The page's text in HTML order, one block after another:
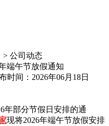
> 公司动态
端午节放假通知
时间：2026年06月18日
部分节假日安排的通
现将2026年端午节放假安排